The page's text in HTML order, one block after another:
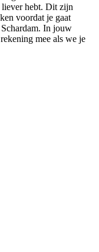
hebt. Dit zijn
voordat je gaat
In jouw
mee als we je